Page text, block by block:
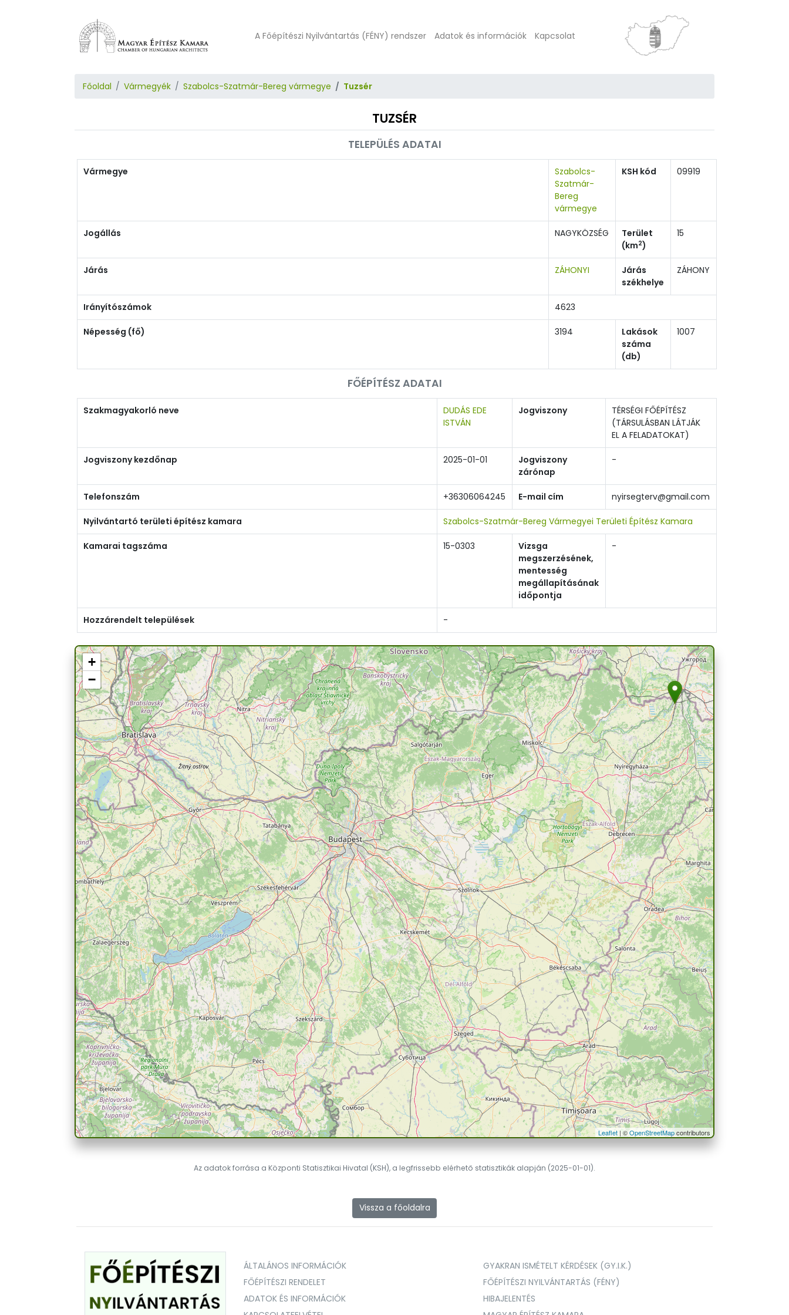
A Főépítészi Nyilvántartás (FÉNY) rendszer Adatok és információk Kapcsolat
Főoldal Vármegyék Szabolcs-Szatmár-Bereg vármegye Tuzsér
TUZSÉR
TELEPÜLÉS ADATAI
Vármegye
Szabolcs-
Szatmár-
Bereg
vármegye
KSH kód 09919
Jogállás NAGYKÖZSÉG
Terület
(km2)
15
Járás ZÁHONYI
Járás
székhelye
ZÁHONY
Irányítószámok 4623
Népesség (fő) 3194
Lakások
száma
(db)
1007
FŐÉPÍTÉSZ ADATAI
Szakmagyakorló neve
DUDÁS EDE
ISTVÁN
Jogviszony
TÉRSÉGI FŐÉPÍTÉSZ
(TÁRSULÁSBAN LÁTJÁK
EL A FELADATOKAT)
Jogviszony kezdőnap 2025-01-01
Jogviszony
zárónap
-
Telefonszám +36306064245 E-mail cím nyirsegterv@gmail.com
Nyilvántartó területi építész kamara Szabolcs-Szatmár-Bereg Vármegyei Területi Építész Kamara
Kamarai tagszáma 15-0303
Vizsga
megszerzésének,
mentesség
megállapításának
időpontja
-
Hozzárendelt települések -
+
−
Leaflet | ©OpenStreetMapcontributors
Az adatok forrása a Központi Statisztikai Hivatal (KSH), a legfrissebb elérhető statisztikák alapján (2025-01-01).
Vissza a főoldalra
ÁLTALÁNOS INFORMÁCIÓK
GYAKRAN ISMÉTELT KÉRDÉSEK (GY.I.K.)
FŐÉPÍTÉSZI RENDELET
FŐÉPÍTÉSZI NYILVÁNTARTÁS (FÉNY)
ADATOK ÉS INFORMÁCIÓK
HIBAJELENTÉS